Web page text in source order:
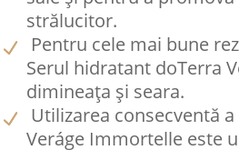
strălucitor.
Pentru cele mai bune
Serul hidratant doTerra
dimineața și seara.
Utilizarea consecventă
Veráge Immortelle este